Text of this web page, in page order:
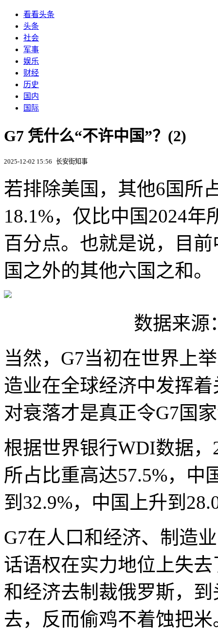
看看头条
头条
社会
军事
娱乐
财经
历史
国内
国际
G7 凭什么“不许中国”？(2)
2025-12-02 15:56 长安街知事
若排除美国，其他6国所
18.1%，仅比中国2024
百分点。也就是说，目
国之外的其他六国之和。
数据来源
当然，G7当初在世界上
造业在全球经济中发挥
对衰落才是真正令G7国
根据世界银行WDI数据
所占比重高达57.5%，中
到32.9%，中国上升到
G7在人口和经济、制造
话语权在实力地位上失
和经济去制裁俄罗斯，
去，反而偷鸡不着蚀把米